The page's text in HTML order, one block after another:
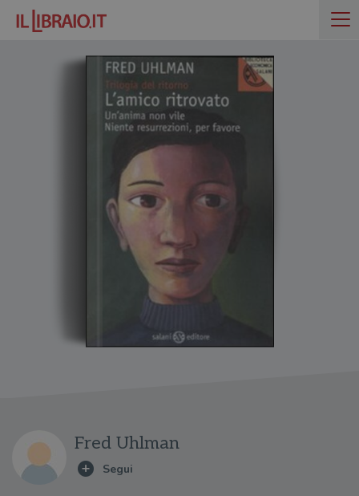
Fred Uhlman